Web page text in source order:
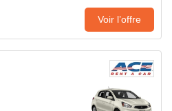
Voir l’offre